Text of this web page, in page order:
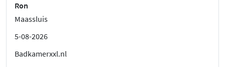
Ron
Maassluis
5-08-2026
Badkamerxxl.nl